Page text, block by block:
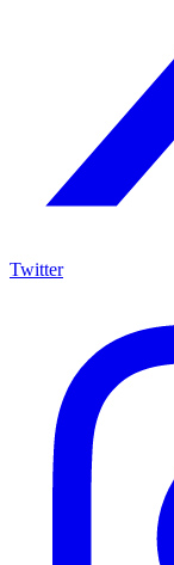
Twitter